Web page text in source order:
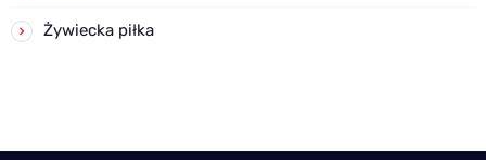
Żywiecka piłka